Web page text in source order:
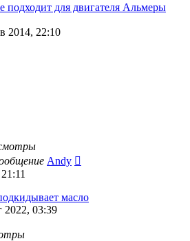
подходит для двигателя Альмеры
2014, 22:10
Andy
масло
2022, 03:39